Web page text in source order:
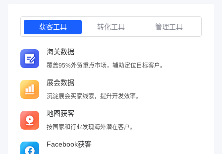
获客工具 转化工具 管理工具
海关数据
覆盖95%外贸重点市场，辅助定位目标客户。
展会数据
沉淀展会买家线索，提升开发效率。
地图获客
按国家和行业发现海外潜在客户。
Facebook获客